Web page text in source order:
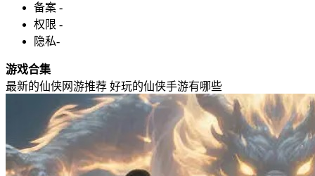
备案 -
权限 -
隐私-
游戏合集
最新的仙侠网游推荐 好玩的仙侠手游有哪些